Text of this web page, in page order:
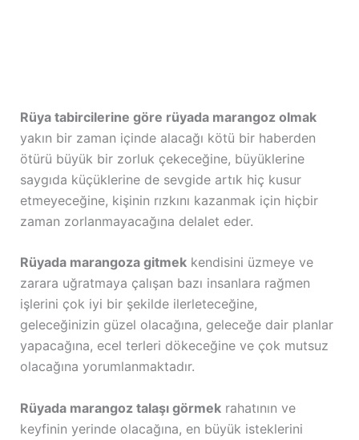
Rüya tabircilerine göre rüyada marangoz olmak
yakın bir zaman içinde alacağı kötü bir haberden
ötürü büyük bir zorluk çekeceğine, büyüklerine
saygıda küçüklerine de sevgide artık hiç kusur
etmeyeceğine, kişinin rızkını kazanmak için hiçbir
zaman zorlanmayacağına delalet eder.
Rüyada marangoza gitmekkendisini üzmeye ve
zarara uğratmaya çalışan bazı insanlara rağmen
işlerini çok iyi bir şekilde ilerleteceğine,
geleceğinizin güzel olacağına, geleceğe dair planlar
yapacağına, ecel terleri dökeceğine ve çok mutsuz
olacağına yorumlanmaktadır.
Rüyada marangoz talaşı görmekrahatının ve
keyfinin yerinde olacağına, en büyük isteklerini